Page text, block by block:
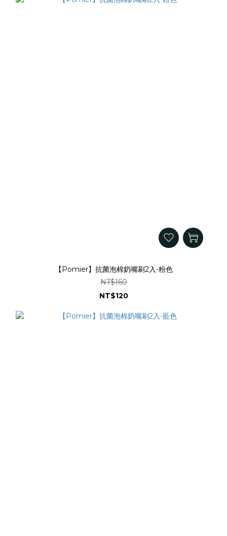
【Pomier】抗菌泡棉奶嘴刷2入-粉色
NT$160
NT$120